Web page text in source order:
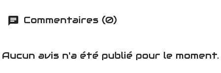
Commentaires (0)
Aucun avis n'a été publié pour le moment.